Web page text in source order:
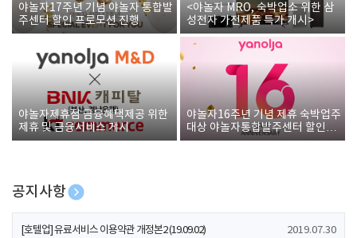
야놀자17주년 기념 야놀자 통합발
주센터 할인 프로모션 진행
<야놀자 MRO, 숙박업소 위한 삼
성전자 가전제품 특가 개시>
야놀자제휴점 금융혜택제공 위한
제휴 및 금융서비스 게시
야놀자16주년 기념 제휴 숙박업주
대상 야놀자통합발주센터 할인쿠
폰 증정
공지사항
[호텔업] 개인정보 처리방침 개정본1 (19.09.02)
[호텔업] 유료서비스 이용약관 개정본2 (19.09.02) 2019.07.30